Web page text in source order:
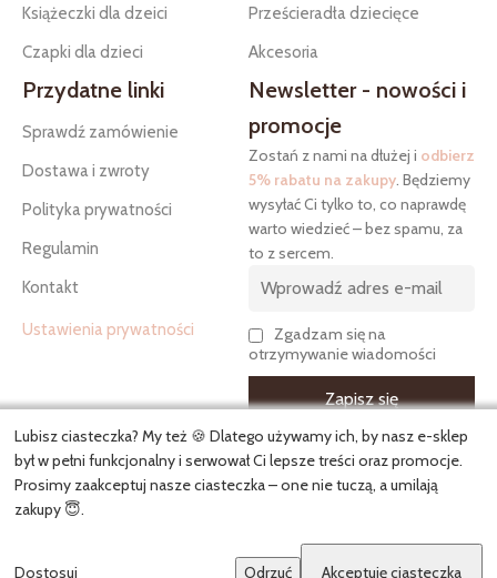
Książeczki dla dzeici
Czapki dla dzieci
Prześcieradła dziecięce
Akcesoria
Przydatne linki
Sprawdź zamówienie
Dostawa i zwroty
Polityka prywatności
Regulamin
Kontakt
Ustawienia prywatności
Newsletter - nowości i
promocje
Zostań z nami na dłużej i odbierz
5% rabatu na zakupy. Będziemy
wysyłać Ci tylko to, co naprawdę
warto wiedzieć – bez spamu, za
to z sercem.
Zgadzam się na
otrzymywanie wiadomości
CopyrightKielankowo.pl© 2026. Wszelkie prawa zastrzeżone.
Lubisz ciasteczka? My też 🍪 Dlatego używamy ich, by nasz e-sklep
był w pełni funkcjonalny i serwował Ci lepsze treści oraz promocje.
Prosimy zaakceptuj nasze ciasteczka – one nie tuczą, a umilają
zakupy 😇.
Dostosuj Odrzuć Akceptuję ciasteczka